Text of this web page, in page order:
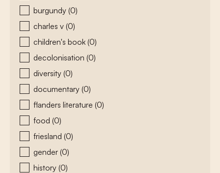
burgundy (0)
charles v (0)
children's book (0)
decolonisation (0)
diversity (0)
documentary (0)
flanders literature (0)
food (0)
friesland (0)
gender (0)
history (0)